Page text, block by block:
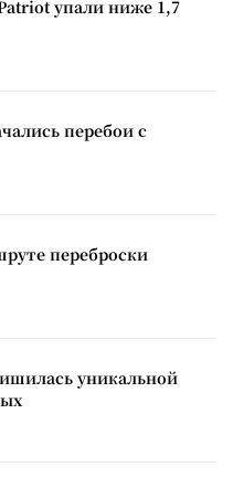
упали ниже 1,7
перебои с
переброски
уникальной